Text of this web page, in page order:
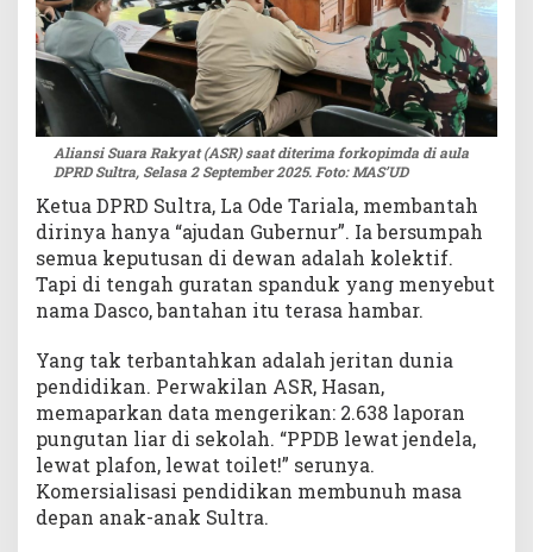
Aliansi Suara Rakyat (ASR) saat diterima forkopimda di aula
DPRD Sultra, Selasa 2 September 2025. Foto: MAS’UD
Ketua DPRD Sultra, La Ode Tariala, membantah
dirinya hanya “ajudan Gubernur”. Ia bersumpah
semua keputusan di dewan adalah kolektif.
Tapi di tengah guratan spanduk yang menyebut
nama Dasco, bantahan itu terasa hambar.
Yang tak terbantahkan adalah jeritan dunia
pendidikan. Perwakilan ASR, Hasan,
memaparkan data mengerikan: 2.638 laporan
pungutan liar di sekolah. “PPDB lewat jendela,
lewat plafon, lewat toilet!” serunya.
Komersialisasi pendidikan membunuh masa
depan anak-anak Sultra.